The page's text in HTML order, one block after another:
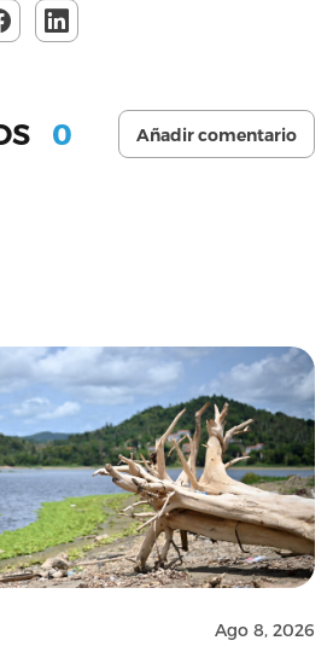
0 Añadir comentario
Ago 8, 2026